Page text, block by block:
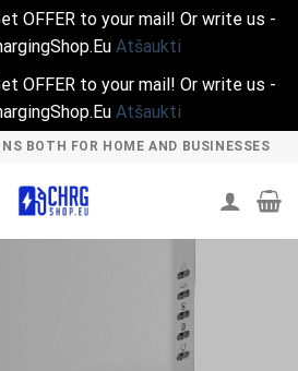
OFFER to your mail! Or write us -
Atšaukti
OFFER to your mail! Or write us -
Atšaukti
BOTH FOR HOME AND BUSINESSES